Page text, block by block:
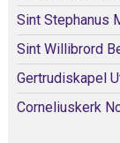
Sint Stephanus
Sint Willibrord
Gertrudiskapel
Corneliuskerk